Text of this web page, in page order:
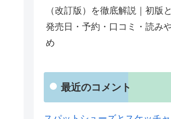
（改訂版）を徹底解説｜初版
発売日・予約・口コミ・読み
め
最近のコメント